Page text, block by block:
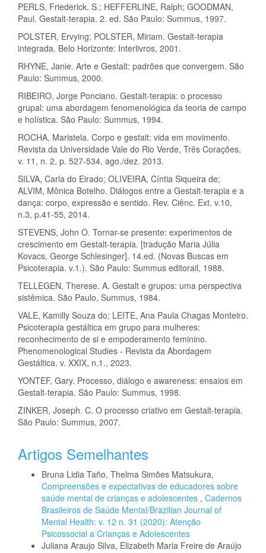
PERLS, Friederick. S.; HEFFERLINE, Ralph; GOODMAN,
Paul. Gestalt-terapia. 2. ed. São Paulo: Summus, 1997.
POLSTER, Ervying; POLSTER, Miriam. Gestalt-terapia
integrada. Belo Horizonte: Interlivros, 2001.
RHYNE, Janie. Arte e Gestalt: padrões que convergem. São
Paulo: Summus, 2000.
RIBEIRO, Jorge Ponciano. Gestalt-terapia: o processo
grupal: uma abordagem fenomenológica da teoria de campo
e holística. São Paulo: Summus, 1994.
ROCHA, Maristela. Corpo e gestalt: vida em movimento.
Revista da Universidade Vale do Rio Verde, Três Corações,
v. 11, n. 2, p. 527-534, ago./dez. 2013.
SILVA, Carla do Eirado; OLIVEIRA, Cíntia Siqueira de;
ALVIM, Mônica Botelho. Diálogos entre a Gestalt-terapia e a
dança: corpo, expressão e sentido. Rev. Ciênc. Ext. v.10,
n.3, p.41-55, 2014.
STEVENS, John O. Tornar-se presente: experimentos de
crescimento em Gestalt-terapia. [tradução Maria Júlia
Kovacs, George Schlesinger]. 14.ed. (Novas Buscas em
Psicoterapia. v.1.). São Paulo: Summus editorail, 1988.
TELLEGEN, Therese. A. Gestalt e grupos: uma perspectiva
sistêmica. São Paulo, Summus, 1984.
VALE, Kamilly Souza do; LEITE, Ana Paula Chagas Monteiro.
Psicoterapia gestáltica em grupo para mulheres:
reconhecimento de si e empoderamento feminino.
Phenomenological Studies - Revista da Abordagem
Gestáltica. v. XXIX, n.1., 2023.
YONTEF, Gary. Processo, diálogo e awareness: ensaios em
Gestalt-terapia. São Paulo: Summus, 1998.
ZINKER, Joseph. C. O processo criativo em Gestalt-terapia.
São Paulo: Summus, 2007.
Artigos Semelhantes
Bruna Lidia Taño, Thelma Simões Matsukura,
Compreensões e expectativas de educadores sobre
saúde mental de crianças e adolescentes , Cadernos
Brasileiros de Saúde Mental/Brazilian Journal of
Mental Health: v. 12 n. 31 (2020): Atenção
Psicossocial a Crianças e Adolescentes
Juliana Araujo Silva, Elizabeth Maria Freire de Araújo